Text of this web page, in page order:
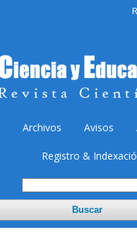
Archivos Avisos
Registro &
Buscar